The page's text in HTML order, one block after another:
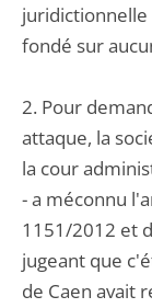
fondé sur
2. Pour
attaque, la
la cour
- a méconnu
1151/2012 et
jugeant que
de Caen avait